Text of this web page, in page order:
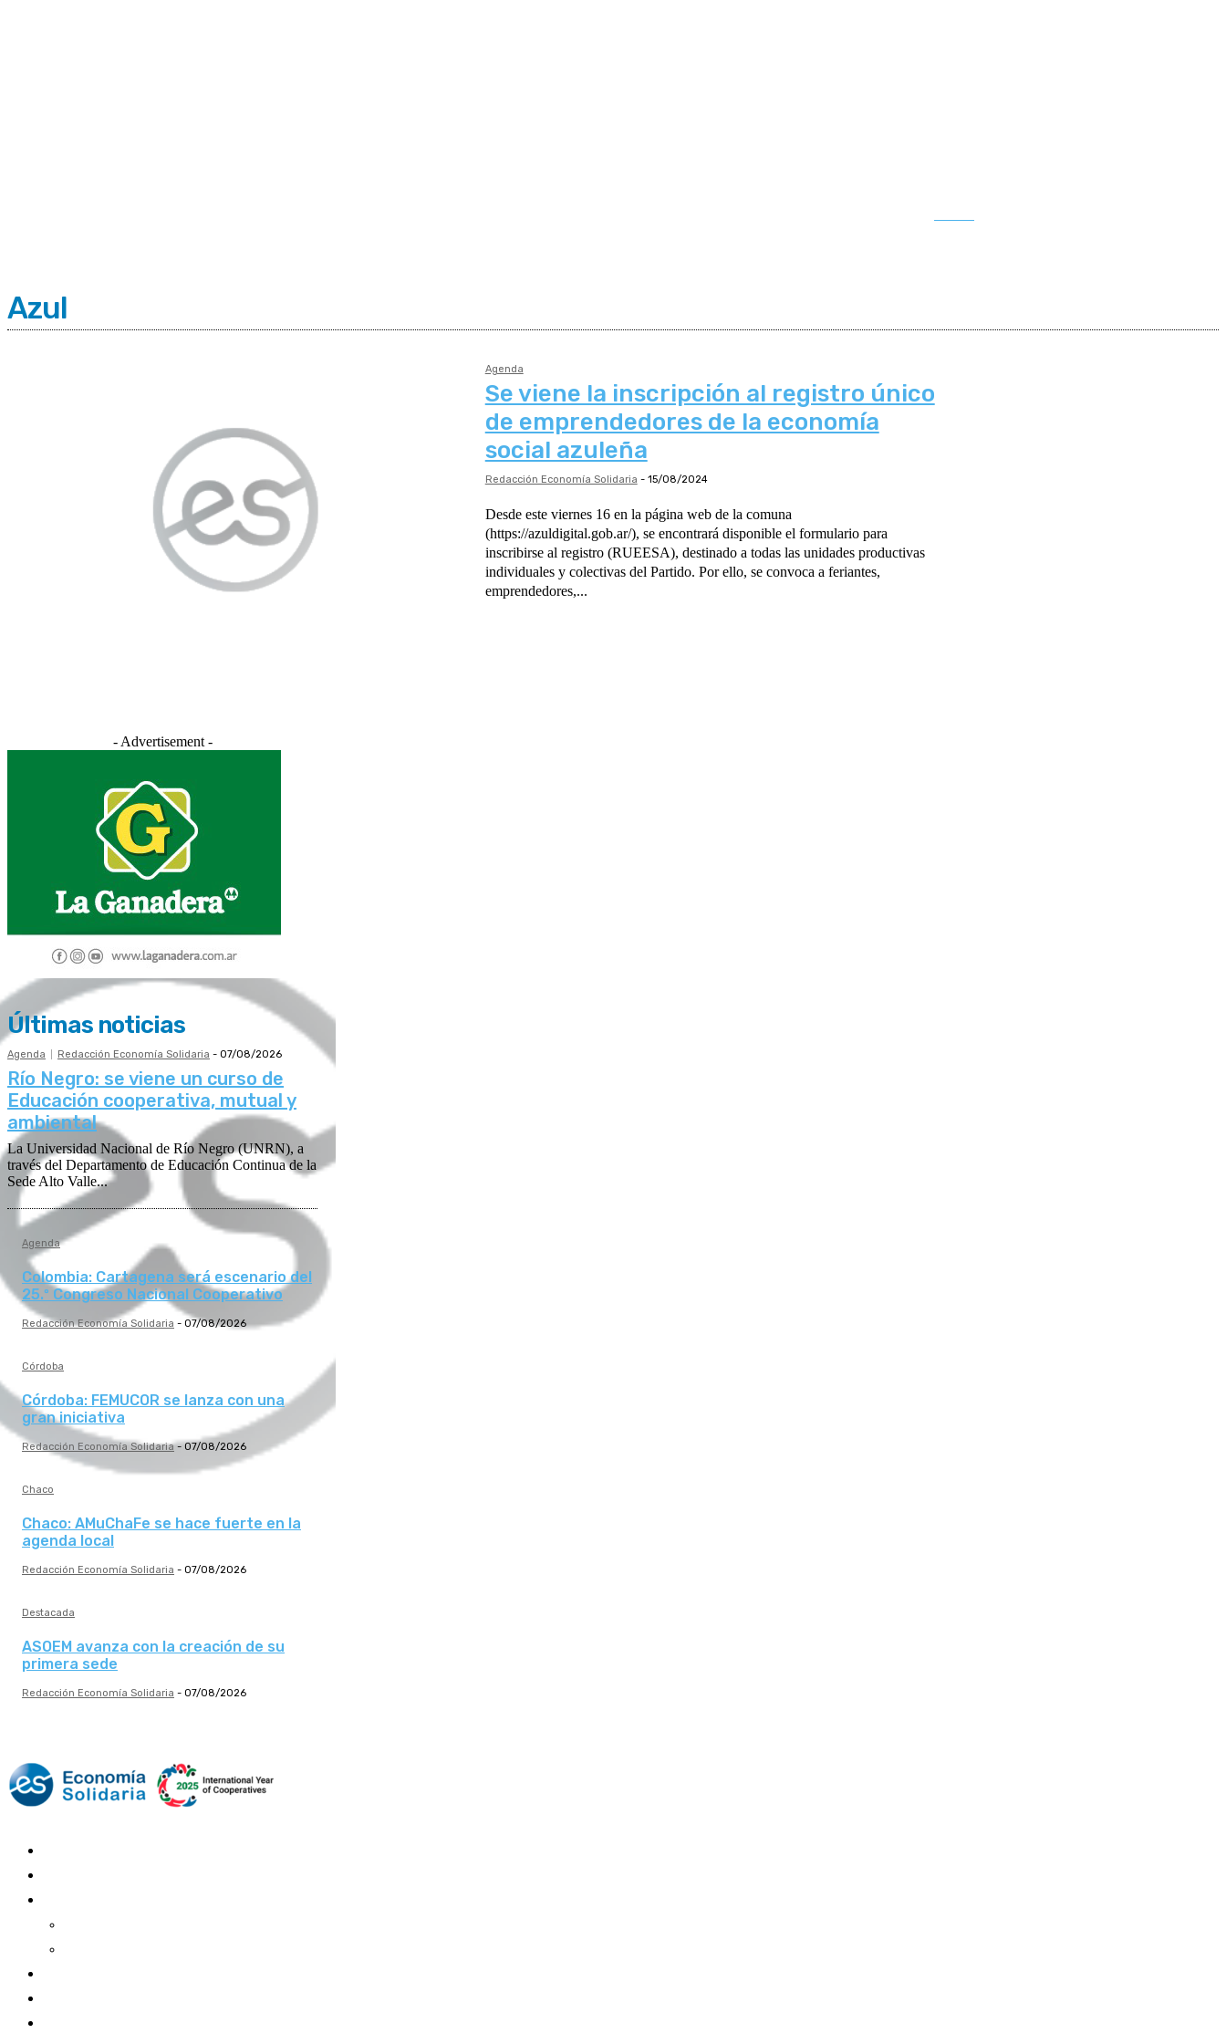
Azul
Agenda
Se viene la inscripción al registro único
de emprendedores de la economía
social azuleña
Redacción Economía Solidaria - 15/08/2024
Desde este viernes 16 en la página web de la comuna
(https://azuldigital.gob.ar/), se encontrará disponible el formulario para
inscribirse al registro (RUEESA), destinado a todas las unidades productivas
individuales y colectivas del Partido. Por ello, se convoca a feriantes,
emprendedores,...
- Advertisement -
Últimas noticias
Agenda Redacción Economía Solidaria - 07/08/2026
Río Negro: se viene un curso de
Educación cooperativa, mutual y
ambiental
La Universidad Nacional de Río Negro (UNRN), a
través del Departamento de Educación Continua de la
Sede Alto Valle...
Agenda
Colombia: Cartagena será escenario del
25.º Congreso Nacional Cooperativo
Redacción Economía Solidaria - 07/08/2026
Córdoba
Córdoba: FEMUCOR se lanza con una
gran iniciativa
Redacción Economía Solidaria - 07/08/2026
Chaco
Chaco: AMuChaFe se hace fuerte en la
agenda local
Redacción Economía Solidaria - 07/08/2026
Destacada
ASOEM avanza con la creación de su
primera sede
Redacción Economía Solidaria - 07/08/2026